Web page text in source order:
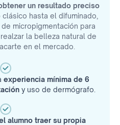
un resultado preciso
clásico hasta el difuminado,
micropigmentación para
la belleza natural de
en el mercado.
experiencia mínima de 6
y uso de dermógrafo.
alumno traer su propia